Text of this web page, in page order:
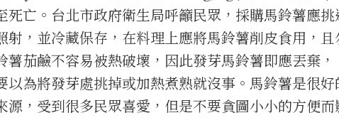
死亡。台北市政府衛生局呼籲民眾，採購馬鈴薯應
射，並冷藏保存，在料理上應將馬鈴薯削皮食用，
薯茄鹼不容易被熱破壞，因此發芽馬鈴薯即應丟棄，
以為將發芽處挑掉或加熱煮熟就沒事。馬鈴薯是很
源，受到很多民眾喜愛，但是不要貪圖小小的方便而